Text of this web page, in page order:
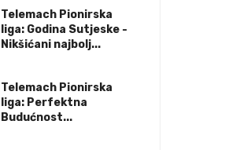
Telemach Pionirska
liga: Godina Sutjeske -
Nikšićani najbolj...
Telemach Pionirska
liga: Perfektna
Budućnost...